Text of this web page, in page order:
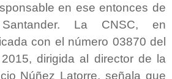
en ese entonces de
La CNSC, en
con el número 03870 del
dirigida al director de la
Núñez Latorre, señala que